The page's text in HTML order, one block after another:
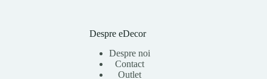
Despre eDecor
Despre noi
Contact
Outlet